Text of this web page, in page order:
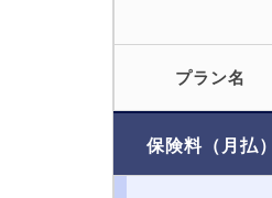
プラン名
保険料（月払）